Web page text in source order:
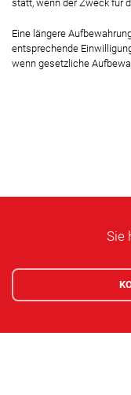
statt, wenn der Zweck für
Eine längere
entsprechende
wenn gesetzliche
Sie